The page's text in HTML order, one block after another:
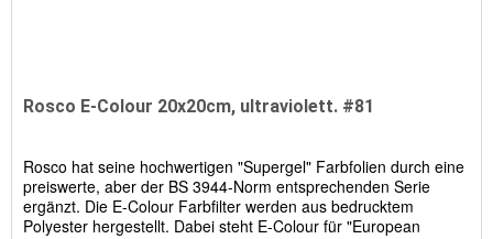
Rosco E-Colour 20x20cm, ultraviolett. #81
Rosco hat seine hochwertigen "Supergel" Farbfolien durch eine
preiswerte, aber der BS 3944-Norm entsprechenden Serie
ergänzt. Die E-Colour Farbfilter werden aus bedrucktem
Polyester hergestellt. Dabei steht E-Colour für "European